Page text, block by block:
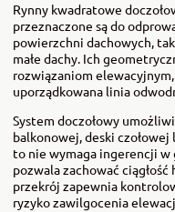
Rynny kwadratowe
przeznaczone są do
powierzchni dachowych,
małe dachy. Ich
rozwiązaniom
uporządkowana linia
System doczołowy
balkonowej, deski
to nie wymaga ingerencji
pozwala zachować
przekrój zapewnia
ryzyko zawilgocenia